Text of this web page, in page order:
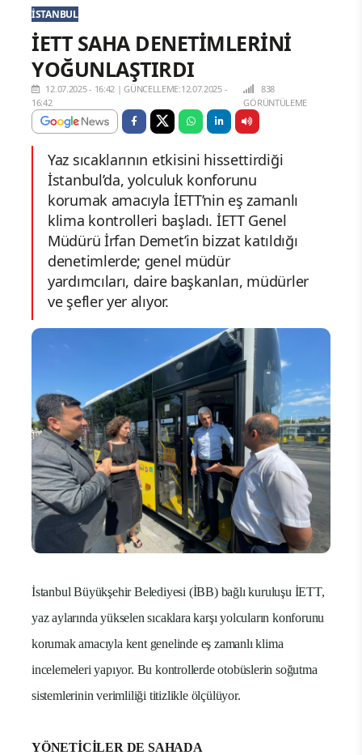
İSTANBUL
İETT SAHA DENETİMLERİNİ
YOĞUNLAŞTIRDI
12.07.2025 - 16:42 |GÜNCELLEME:12.07.2025 -
16:42
838
GÖRÜNTÜLEME
Yaz sıcaklarının etkisini hissettirdiği
İstanbul’da, yolculuk konforunu
korumak amacıyla İETT’nin eş zamanlı
klima kontrolleri başladı. İETT Genel
Müdürü İrfan Demet’in bizzat katıldığı
denetimlerde; genel müdür
yardımcıları, daire başkanları, müdürler
ve şefler yer alıyor.
İstanbul Büyükşehir Belediyesi (İBB) bağlı kuruluşu İETT,
yaz aylarında yükselen sıcaklara karşı yolcuların konforunu
korumak amacıyla kent genelinde eş zamanlı klima
incelemeleri yapıyor. Bu kontrollerde otobüslerin soğutma
sistemlerinin verimliliği titizlikle ölçülüyor.
YÖNETİCİLER DE SAHADA